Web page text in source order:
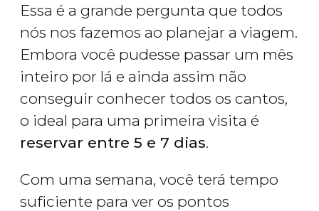
Essa é a grande pergunta que todos
nós nos fazemos ao planejar a viagem.
Embora você pudesse passar um mês
inteiro por lá e ainda assim não
conseguir conhecer todos os cantos,
o ideal para uma primeira visita é
reservar entre 5 e 7 dias.
Com uma semana, você terá tempo
suficiente para ver os pontos